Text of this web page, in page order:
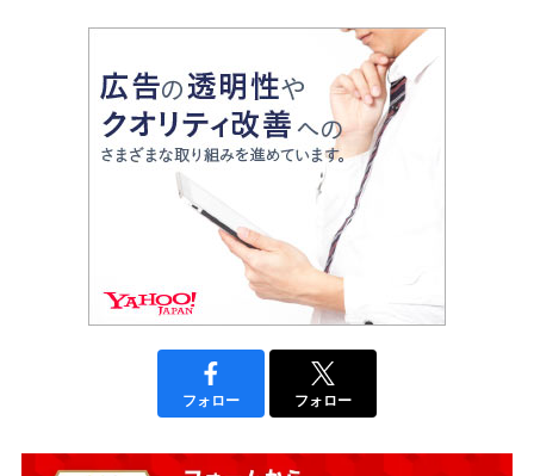
フォロー フォロー